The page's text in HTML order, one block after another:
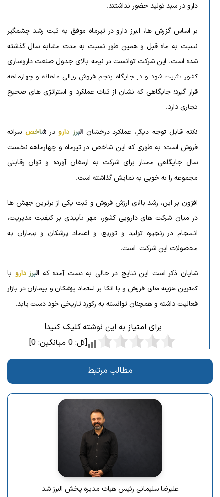
دارو در سبد تولید حضور نداشتند.
بر اساس گزارش ‌ها، البرز دارو در تیرماه موفق به ثبت رشد چشمگیر
نسبت به ماه قبل و همین‌ طور نسبت به مدت مشابه سال گذشته
شده است. این شرکت توانست در نیمه بالای جدول صنعت داروسازی
کشور تثبیت شود و در جایگاه پنجم فروش ریالی ماهانه و چهارماهه
قرار گیرد؛ جایگاهی که نشان از ثبات عملکرد و استراتژی‌ های صحیح
تجاری دارد.
نکته قابل ‌توجه دیگر، عملکرد درخشان البرز دارودر شاخص سرانه
فروش است؛ به ‌طوری ‌که این شاخص در تیرماه و چهارماهه نخست
سال جایگاهی ممتاز برای شرکت به ارمغان آورده و توان رقابتی
مجموعه را به‌ خوبی به نمایش گذاشته است.
افزون بر این، رشد بالای ارزش فروش و ثبت یکی از برترین جهش ‌ها
در میان شرکت‌ های دارویی کشور، مهر تأییدی بر کیفیت مدیریت،
انسجام در زنجیره تولید و توزیع، و اعتماد پزشکان و بیماران به
محصولات این شرکت است.
شایان ذکر است این نتایج در حالی به دست آمده که البرز داروبا
کمترین هزینه های فروش و با اتکا بر اعتماد پزشکان و بیماران در بازار
فعالیت داشته و همچنان توانسته به رکورد تاریخی خود دست یابد.
برای امتیاز به این نوشته کلیک کنید!
[کل: 0میانگین: 0
]
مطالب مرتبط
علیرضا سلیمانی رئیس هیات مدیره پخش البرز شد